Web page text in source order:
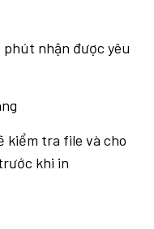
phút nhận được yêu
kiểm tra file và cho
khi in